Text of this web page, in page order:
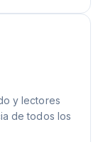
y lectores
de todos los